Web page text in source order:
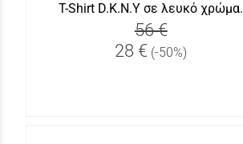
T-Shirt D.K.N.Y σε λευκό χρώμα.
56 €
28 € (-50%)